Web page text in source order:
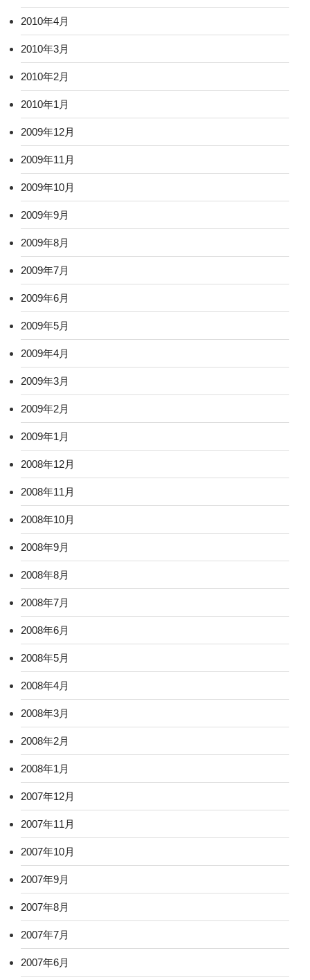
2010年4月
2010年3月
2010年2月
2010年1月
2009年12月
2009年11月
2009年10月
2009年9月
2009年8月
2009年7月
2009年6月
2009年5月
2009年4月
2009年3月
2009年2月
2009年1月
2008年12月
2008年11月
2008年10月
2008年9月
2008年8月
2008年7月
2008年6月
2008年5月
2008年4月
2008年3月
2008年2月
2008年1月
2007年12月
2007年11月
2007年10月
2007年9月
2007年8月
2007年7月
2007年6月